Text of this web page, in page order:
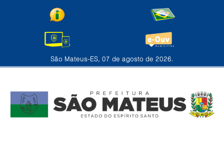
São Mateus-ES, 07 de agosto de 2026.